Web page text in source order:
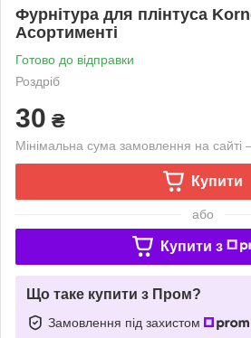
Фурнітура для плінтуса
Асортименті
Готово до відправки
Роздріб
30 ₴
Мінімальна сума замовлення на
Купити
або
Купити з
Що таке купити з Пром?
Замовлення під захистом